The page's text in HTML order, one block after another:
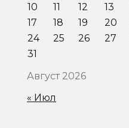
Август 2026
10
11 12 13
17
18 19 20
24
25 26 27
31
« Июл